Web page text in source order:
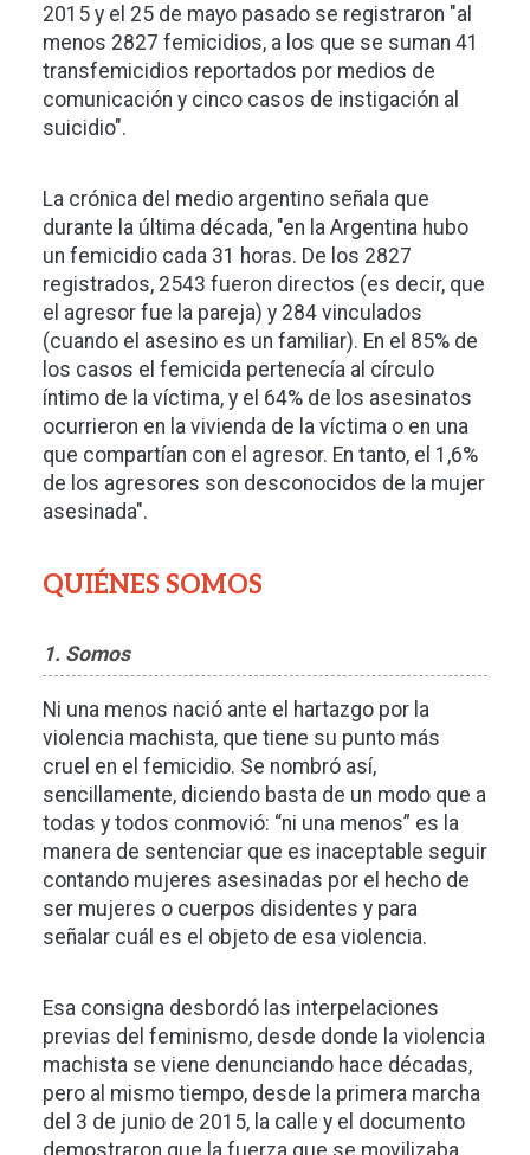
2015 y el 25 de mayo pasado se registraron "al
menos 2827 femicidios, a los que se suman 41
transfemicidios reportados por medios de
comunicación y cinco casos de instigación al
suicidio".
La crónica del medio argentino señala que
durante la última década, "en la Argentina hubo
un femicidio cada 31 horas. De los 2827
registrados, 2543 fueron directos (es decir, que
el agresor fue la pareja) y 284 vinculados
(cuando el asesino es un familiar). En el 85% de
los casos el femicida pertenecía al círculo
íntimo de la víctima, y el 64% de los asesinatos
ocurrieron en la vivienda de la víctima o en una
que compartían con el agresor. En tanto, el 1,6%
de los agresores son desconocidos de la mujer
asesinada".
QUIÉNES SOMOS
1. Somos
Ni una menos nació ante el hartazgo por la
violencia machista, que tiene su punto más
cruel en el femicidio. Se nombró así,
sencillamente, diciendo basta de un modo que a
todas y todos conmovió: “ni una menos” es la
manera de sentenciar que es inaceptable seguir
contando mujeres asesinadas por el hecho de
ser mujeres o cuerpos disidentes y para
señalar cuál es el objeto de esa violencia.
Esa consigna desbordó las interpelaciones
previas del feminismo, desde donde la violencia
machista se viene denunciando hace décadas,
pero al mismo tiempo, desde la primera marcha
del 3 de junio de 2015, la calle y el documento